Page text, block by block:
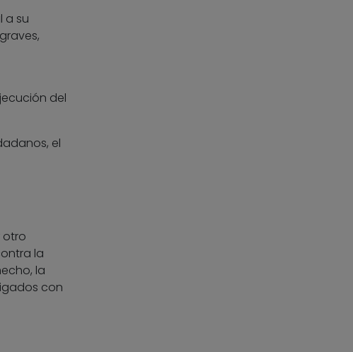
a su
del
el
otro
la
la
con